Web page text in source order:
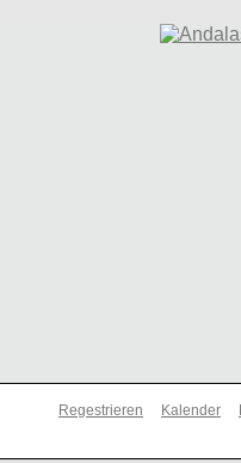
Regestrieren Kalender